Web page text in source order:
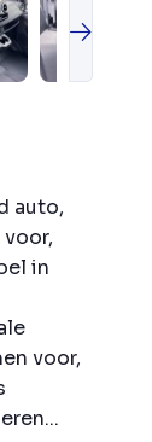
auto,
in
voor,